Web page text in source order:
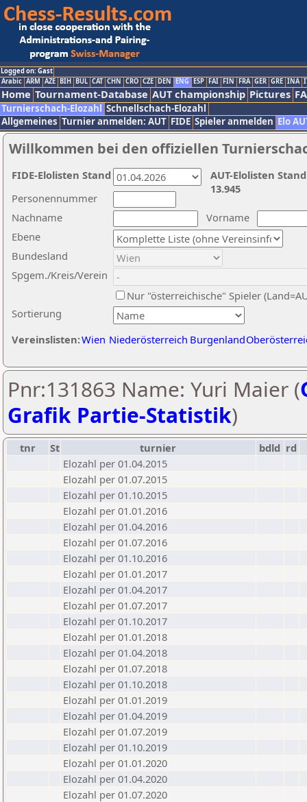
Logged on: Gast
Arabic ARM AZE BIH BUL CAT CHN CRO CZE DEN ENG ESP FAI FIN FRA GER GRE INA
Home Tournament-Database AUT championship Pictures
Turnierschach-Elozahl Schnellschach-Elozahl
Allgemeines Turnier anmelden: AUT FIDE Spieler anmelden Elo
Willkommen bei den offiziellen
Nachname
Vorname
Ebene
Sortierung
Personennummer
Bundesland
Spgem./Kreis/Verein
Nur "österreichische" Spieler
Vereinslisten:Wien Niederösterreich Burgenland
AUT-Elolisten
13.945
FIDE-Elolisten Stand
Pnr:131863 Name: Yuri Maier (
Grafik Partie-Statistik)
tnr St turnier bdld rd
Elozahl per 01.04.2015
Elozahl per 01.07.2015
Elozahl per 01.10.2015
Elozahl per 01.01.2016
Elozahl per 01.04.2016
Elozahl per 01.07.2016
Elozahl per 01.10.2016
Elozahl per 01.01.2017
Elozahl per 01.04.2017
Elozahl per 01.07.2017
Elozahl per 01.10.2017
Elozahl per 01.01.2018
Elozahl per 01.04.2018
Elozahl per 01.07.2018
Elozahl per 01.10.2018
Elozahl per 01.01.2019
Elozahl per 01.04.2019
Elozahl per 01.07.2019
Elozahl per 01.10.2019
Elozahl per 01.01.2020
Elozahl per 01.04.2020
Elozahl per 01.07.2020